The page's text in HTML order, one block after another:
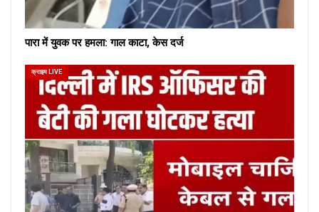
पारा में युवक पर हमला: गाल काटा, केस दर्ज
क्राइम LIVE